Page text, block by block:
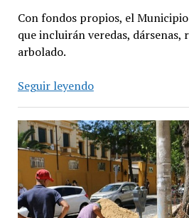
Villa
Adelina
Con fondos propios, el
que incluirán veredas, dársenas,
arbolado.
Seguir leyendoRenovación
centro
comercial
de
José
León
Suárez